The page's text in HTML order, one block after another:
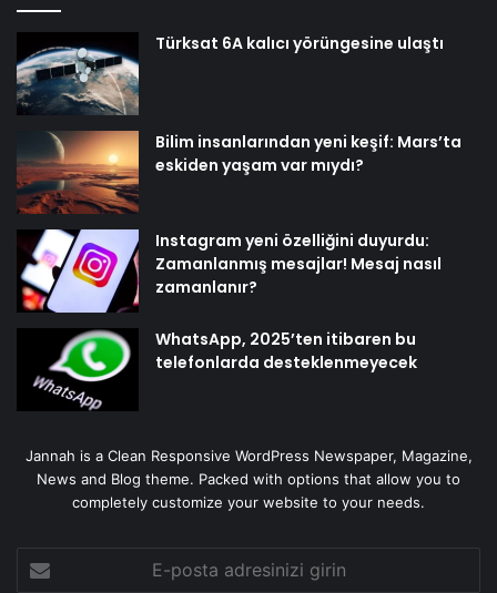
Türksat 6A kalıcı yörüngesine ulaştı
Bilim insanlarından yeni keşif: Mars’ta
eskiden yaşam var mıydı?
Instagram yeni özelliğini duyurdu:
Zamanlanmış mesajlar! Mesaj nasıl
zamanlanır?
WhatsApp, 2025’ten itibaren bu
telefonlarda desteklenmeyecek
Jannah is a Clean Responsive WordPress Newspaper, Magazine,
News and Blog theme. Packed with options that allow you to
completely customize your website to your needs.
posta